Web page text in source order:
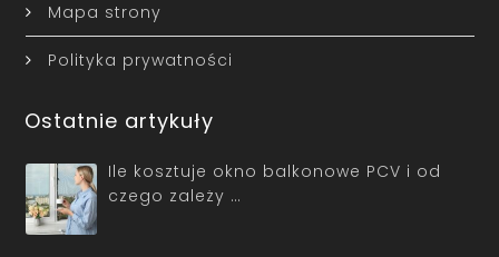
Mapa strony
Polityka prywatności
Ostatnie artykuły
Ile kosztuje okno balkonowe PCV i od
czego zależy …